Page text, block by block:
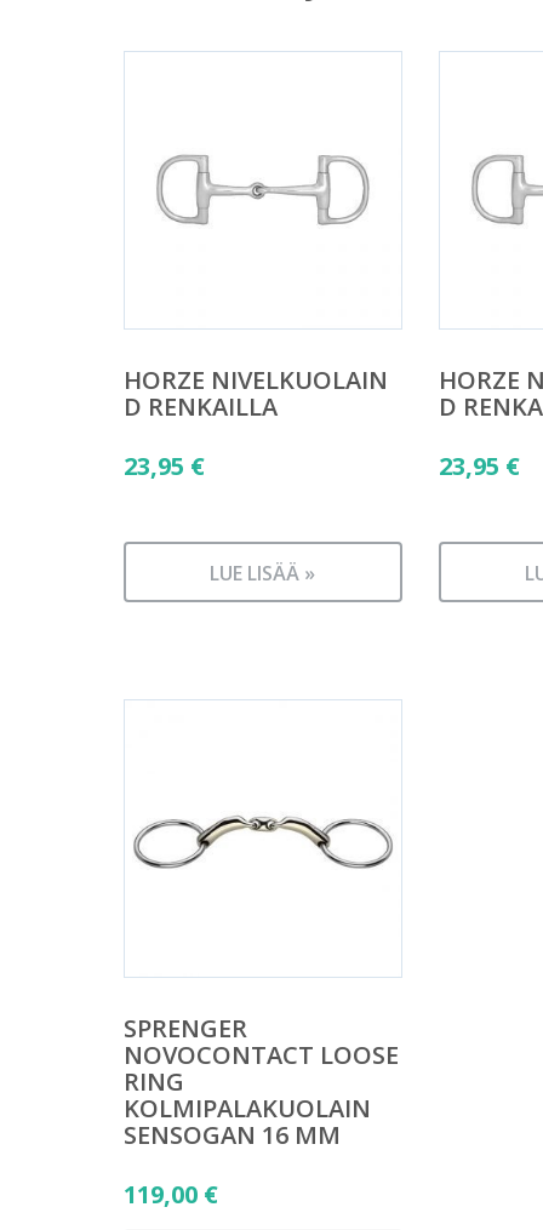
HORZE NIVELKUOLAIN
D RENKAILLA
23,95 €
LUE LISÄÄ »
HORZE
D
23,95 €
SPRENGER
NOVOCONTACT LOOSE
RING
KOLMIPALAKUOLAIN
SENSOGAN 16 MM
119,00 €